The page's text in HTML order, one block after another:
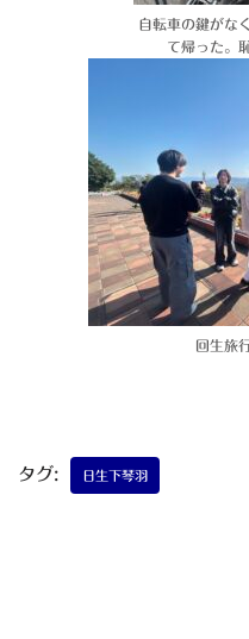
自転車の鍵がな
て帰った。
回生旅
タグ: 日生下琴羽